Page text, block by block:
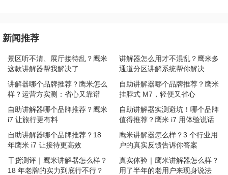
新闻推荐
景区听不清、展厅接待乱？鹰米
这款讲解器帮我解决了
讲解器怎么用才不混乱？鹰米多
通道分区讲解系统帮你解决
讲解器哪个品牌推荐？鹰米怎么
样？运营方实测：省心又靠谱
自助讲解器哪个品牌推荐？鹰米
挂脖式 M7，轻便又省心
自助讲解器哪个品牌推荐？鹰米
i7 让旅行更有料
自助讲解器实测避坑！哪个品牌
值得推荐？鹰米 i7 用体验说话
自助讲解器哪个品牌推荐？18
年鹰米 i7 让接待更高效
鹰米讲解器怎么样？3 个行业用
户的真实反馈告诉你答案
干货测评｜鹰米讲解器怎么样？
18 年老牌的实力到底行不行？
真实体验｜鹰米讲解器怎么样？
用了半年的老用户来现身说法